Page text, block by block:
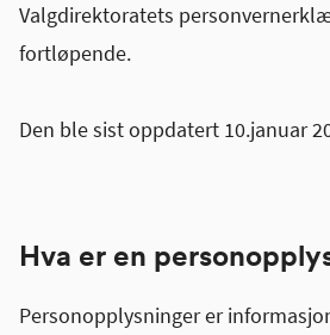
Valgdirektoratets
fortløpende.
Den ble sist oppdatert 10.januar
Hva er en
Personopplysninger er